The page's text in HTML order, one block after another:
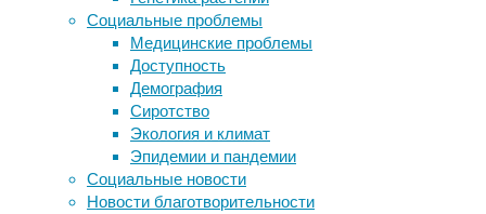
Социальные проблемы
Медицинские проблемы
Доступность
Демография
Сиротство
Экология и климат
Эпидемии и пандемии
Социальные новости
Новости благотворительности